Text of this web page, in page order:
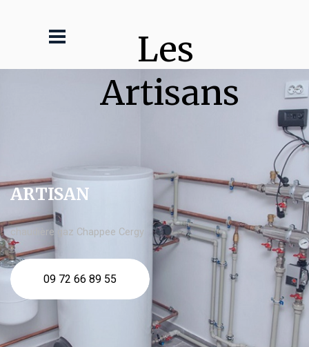
Les
Artisans
ARTISAN
chaudière gaz Chappee Cergy
09 72 66 89 55